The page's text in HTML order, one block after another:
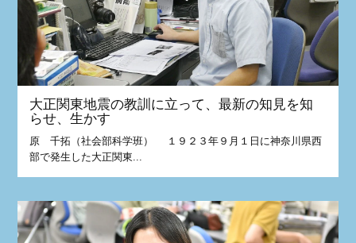
大正関東地震の教訓に立って、最新の知見を知
らせ、生かす
原 千拓（社会部科学班） １９２３年９月１日に神奈川県西
部で発生した大正関東...